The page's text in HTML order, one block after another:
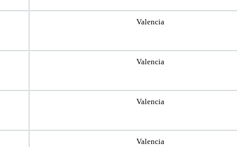
Valencia
Valencia
Valencia
Valencia